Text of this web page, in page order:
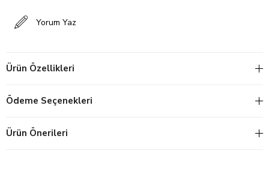
Yorum Yaz
Ürün Özellikleri
Ödeme Seçenekleri
Ürün Önerileri